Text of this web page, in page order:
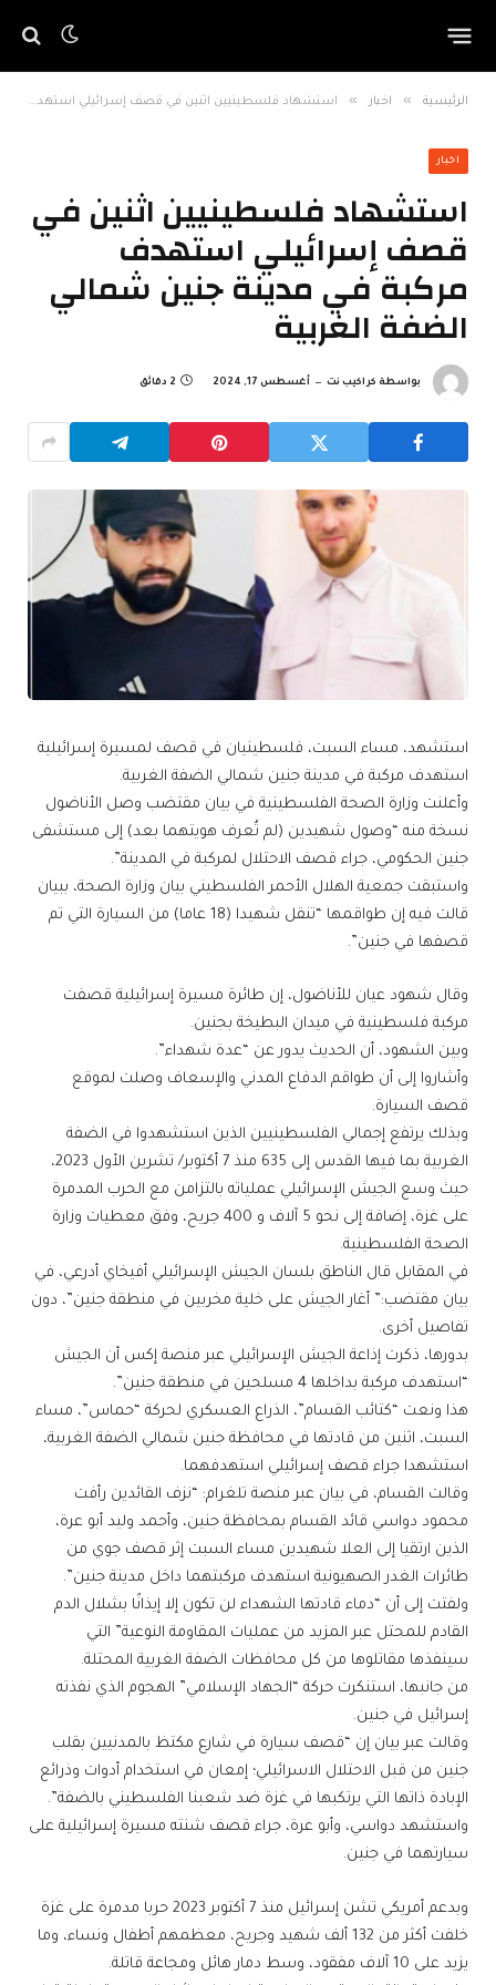
الرئيسية » اخبار » استشهاد فلسطينيين اثنين في قصف إسرائيلي استهدف مركبة في مدينة جنين شمالي الضفة الغربية
اخبار
استشهاد فلسطينيين اثنين في
قصف إسرائيلي استهدف
مركبة في مدينة جنين شمالي
الضفة الغربية
بواسطة كراكيب نت أغسطس 17, 2024 2 دقائق
استشهد، مساء السبت، فلسطينيان في قصف لمسيرة إسرائيلية
استهدف مركبة في مدينة جنين شمالي الضفة الغربية.
وأعلنت وزارة الصحة الفلسطينية في بيان مقتضب وصل الأناضول
نسخة منه “وصول شهيدين (لم تُعرف هويتهما بعد) إلى مستشفى
جنين الحكومي، جراء قصف الاحتلال لمركبة في المدينة”.
واستبقت جمعية الهلال الأحمر الفلسطيني بيان وزارة الصحة، ببيان
قالت فيه إن طواقمها “تنقل شهيدا (18 عاما) من السيارة التي تم
قصفها في جنين”.
وقال شهود عيان للأناضول، إن طائرة مسيرة إسرائيلية قصفت
مركبة فلسطينية في ميدان البطيخة بجنين.
وبين الشهود، أن الحديث يدور عن “عدة شهداء”.
وأشاروا إلى أن طواقم الدفاع المدني والإسعاف وصلت لموقع
قصف السيارة.
وبذلك يرتفع إجمالي الفلسطينيين الذين استشهدوا في الضفة
الغربية بما فيها القدس إلى 635 منذ 7 أكتوبر/ تشرين الأول 2023،
حيث وسع الجيش الإسرائيلي عملياته بالتزامن مع الحرب المدمرة
على غزة، إضافة إلى نحو 5 آلاف و 400 جريح، وفق معطيات وزارة
الصحة الفلسطينية.
في المقابل قال الناطق بلسان الجيش الإسرائيلي أفيخاي أدرعي، في
بيان مقتضب:” أغار الجيش على خلية مخربين في منطقة جنين”، دون
تفاصيل أخرى.
بدورها، ذكرت إذاعة الجيش الإسرائيلي عبر منصة إكس أن الجيش
“استهدف مركبة بداخلها 4 مسلحين في منطقة جنين”.
هذا ونعت “كتائب القسام”، الذراع العسكري لحركة “حماس”، مساء
السبت، اثنين من قادتها في محافظة جنين شمالي الضفة الغربية،
استشهدا جراء قصف إسرائيلي استهدفهما.
وقالت القسام، في بيان عبر منصة تلغرام: “نزف القائدين رأفت
محمود دواسي قائد القسام بمحافظة جنين، وأحمد وليد أبو عرة،
الذين ارتقيا إلى العلا شهيدين مساء السبت إثر قصف جوي من
طائرات الغدر الصهيونية استهدف مركبتهما داخل مدينة جنين”.
ولفتت إلى أن “دماء قادتها الشهداء لن تكون إلا إيذانًا بشلال الدم
القادم للمحتل عبر المزيد من عمليات المقاومة النوعية” التي
سينفذها مقاتلوها من كل محافظات الضفة الغربية المحتلة.
من جانبها، استنكرت حركة “الجهاد الإسلامي” الهجوم الذي نفذته
إسرائيل في جنين.
وقالت عبر بيان إن “قصف سيارة في شارع مكتظ بالمدنيين بقلب
جنين من قبل الاحتلال الاسرائيلي؛ إمعان في استخدام أدوات وذرائع
الإبادة ذاتها التي يرتكبها في غزة ضد شعبنا الفلسطيني بالضفة”.
واستشهد دواسي، وأبو عرة، جراء قصف شنته مسيرة إسرائيلية على
سيارتهما في جنين.
وبدعم أمريكي تشن إسرائيل منذ 7 أكتوبر 2023 حربا مدمرة على غزة
خلفت أكثر من 132 ألف شهيد وجريح، معظمهم أطفال ونساء، وما
يزيد على 10 آلاف مفقود، وسط دمار هائل ومجاعة قاتلة.